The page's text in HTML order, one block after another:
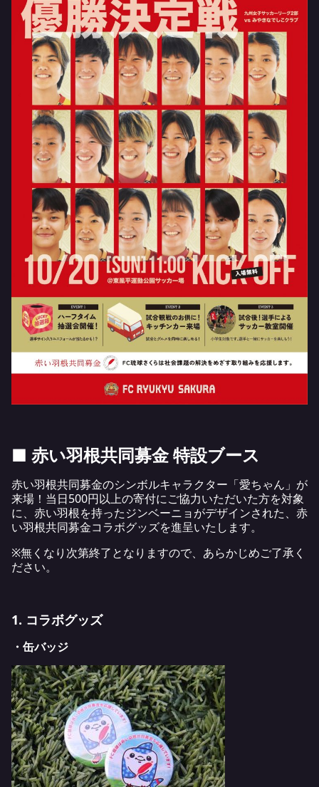
■ 赤い羽根共同募金 特設ブース
赤い羽根共同募金のシンボルキャラクター「愛ちゃん」が
来場！当日500円以上の寄付にご協力いただいた方を対象
に、赤い羽根を持ったジンベーニョがデザインされた、赤
い羽根共同募金コラボグッズを進呈いたします。
※無くなり次第終了となりますので、あらかじめご了承く
ださい。
1. コラボグッズ
・缶バッジ